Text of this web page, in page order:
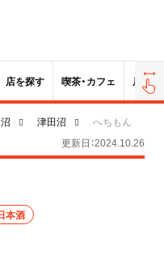
店を探す 喫茶・カフェ 居酒屋
津田沼
へちもん
更新日：2024.10.26
本酒